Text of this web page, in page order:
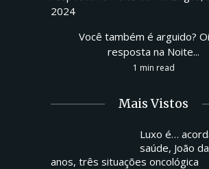
Você também é arguido?
resposta na Noite...
1 min read
Mais Vistos
Luxo é…
saúde, João
anos, três situações oncológica